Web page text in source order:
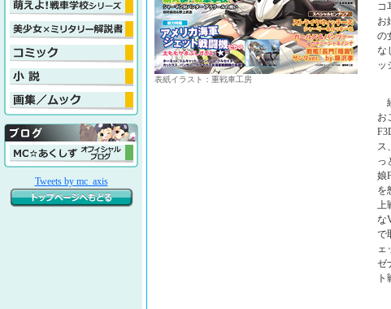
Tweets by mc_axis
表紙イラスト：重戦車工房
コ
お
の
な
ッ
お
ス
っ
娘
を
上
な
で
ェ
ゼ